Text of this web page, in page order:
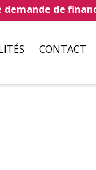
CONTACT
demande de